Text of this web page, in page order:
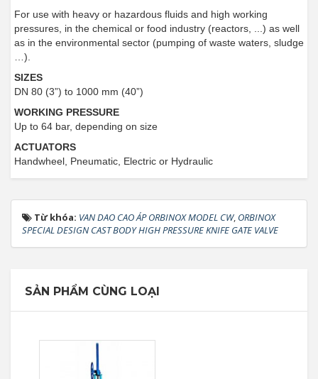
For use with heavy or hazardous fluids and high working
pressures, in the chemical or food industry (reactors, ...) as well
as in the environmental sector (pumping of waste waters, sludge
…).
SIZES
DN 80 (3”) to 1000 mm (40”)
WORKING PRESSURE
Up to 64 bar, depending on size
ACTUATORS
Handwheel, Pneumatic, Electric or Hydraulic
Từ khóa: VAN DAO CAO ÁP ORBINOX MODEL CW, ORBINOX
SPECIAL DESIGN CAST BODY HIGH PRESSURE KNIFE GATE VALVE
SẢN PHẨM CÙNG LOẠI